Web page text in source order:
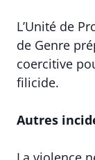
L’Unité de
de Genre
coercitive
filicide.
Autres